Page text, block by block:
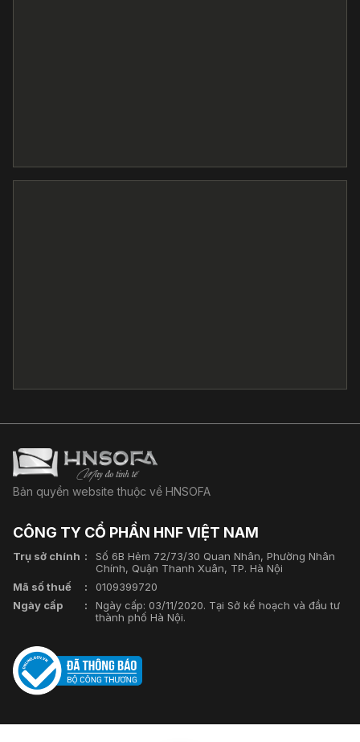
Bản quyền website thuộc về HNSOFA
CÔNG TY CỔ PHẦN HNF VIỆT NAM
Trụ sở chính
Số 6B Hẻm 72/73/30 Quan Nhân, Phường Nhân
Chính, Quận Thanh Xuân, TP. Hà Nội
Mã số thuế
0109399720
Ngày cấp
Ngày cấp: 03/11/2020. Tại Sở kế hoạch và đầu tư
thành phố Hà Nội.